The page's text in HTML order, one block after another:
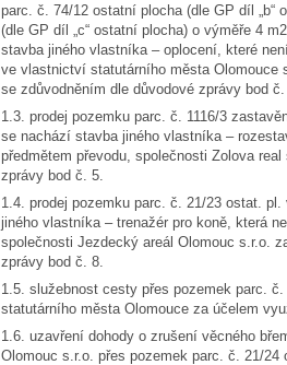
parc. č. 74/12 ostatní plocha (dle GP díl
(dle GP díl „c“ ostatní plocha) o výměře 4
stavba jiného vlastníka – oplocení, které
ve vlastnictví statutárního města Olomouce
se zdůvodněním dle důvodové zprávy bod č.
1.3. prodej pozemku parc. č. 1116/3
se nachází stavba jiného vlastníka –
předmětem převodu, společnosti Zolova
zprávy bod č. 5.
1.4. prodej pozemku parc. č. 21/23 ostat.
jiného vlastníka – trenažér pro koně, která
společnosti Jezdecký areál Olomouc s.r.o.
zprávy bod č. 8.
1.5. služebnost cesty přes pozemek parc.
statutárního města Olomouce za účelem
1.6. uzavření dohody o zrušení věcného
Olomouc s.r.o. přes pozemek parc. č. 21/